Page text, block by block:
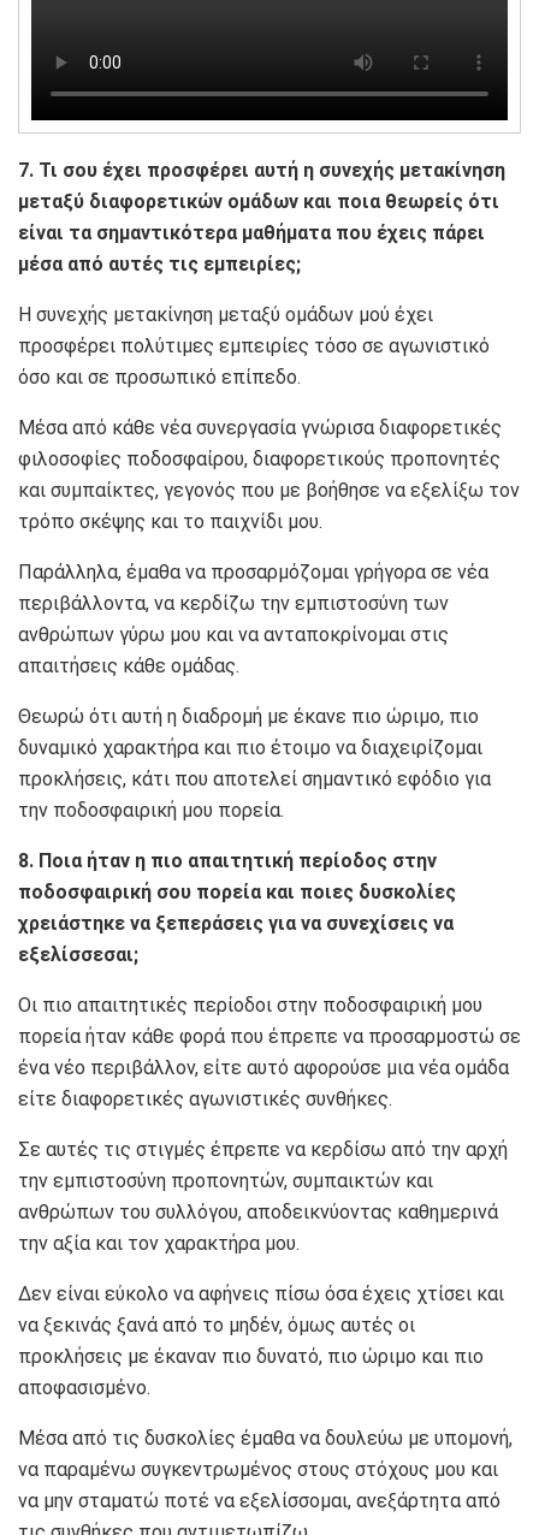
7. Τι σου έχει προσφέρει αυτή η συνεχής μετακίνηση
μεταξύ διαφορετικών ομάδων και ποια θεωρείς ότι
είναι τα σημαντικότερα μαθήματα που έχεις πάρει
μέσα από αυτές τις εμπειρίες;
Η συνεχής μετακίνηση μεταξύ ομάδων μού έχει
προσφέρει πολύτιμες εμπειρίες τόσο σε αγωνιστικό
όσο και σε προσωπικό επίπεδο.
Μέσα από κάθε νέα συνεργασία γνώρισα διαφορετικές
φιλοσοφίες ποδοσφαίρου, διαφορετικούς προπονητές
και συμπαίκτες, γεγονός που με βοήθησε να εξελίξω τον
τρόπο σκέψης και το παιχνίδι μου.
Παράλληλα, έμαθα να προσαρμόζομαι γρήγορα σε νέα
περιβάλλοντα, να κερδίζω την εμπιστοσύνη των
ανθρώπων γύρω μου και να ανταποκρίνομαι στις
απαιτήσεις κάθε ομάδας.
Θεωρώ ότι αυτή η διαδρομή με έκανε πιο ώριμο, πιο
δυναμικό χαρακτήρα και πιο έτοιμο να διαχειρίζομαι
προκλήσεις, κάτι που αποτελεί σημαντικό εφόδιο για
την ποδοσφαιρική μου πορεία.
8. Ποια ήταν η πιο απαιτητική περίοδος στην
ποδοσφαιρική σου πορεία και ποιες δυσκολίες
χρειάστηκε να ξεπεράσεις για να συνεχίσεις να
εξελίσσεσαι;
Οι πιο απαιτητικές περίοδοι στην ποδοσφαιρική μου
πορεία ήταν κάθε φορά που έπρεπε να προσαρμοστώ σε
ένα νέο περιβάλλον, είτε αυτό αφορούσε μια νέα ομάδα
είτε διαφορετικές αγωνιστικές συνθήκες.
Σε αυτές τις στιγμές έπρεπε να κερδίσω από την αρχή
την εμπιστοσύνη προπονητών, συμπαικτών και
ανθρώπων του συλλόγου, αποδεικνύοντας καθημερινά
την αξία και τον χαρακτήρα μου.
Δεν είναι εύκολο να αφήνεις πίσω όσα έχεις χτίσει και
να ξεκινάς ξανά από το μηδέν, όμως αυτές οι
προκλήσεις με έκαναν πιο δυνατό, πιο ώριμο και πιο
αποφασισμένο.
Μέσα από τις δυσκολίες έμαθα να δουλεύω με υπομονή,
να παραμένω συγκεντρωμένος στους στόχους μου και
να μην σταματώ ποτέ να εξελίσσομαι, ανεξάρτητα από